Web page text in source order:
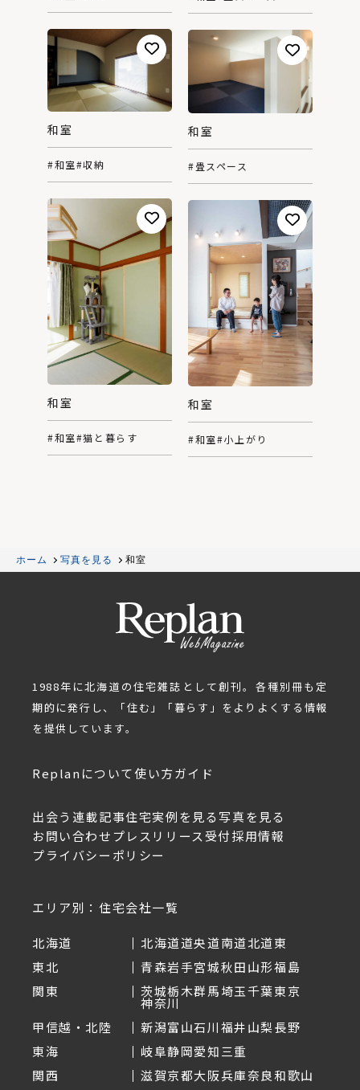
和室
#和室#収納
和室
#畳スペース
和室
#和室#猫と暮らす
和室
#和室#小上がり
ホーム 写真を見る 和室
1988年に北海道の住宅雑誌として創刊。各種別冊も定
期的に発行し、「住む」「暮らす」をよりよくする情報
を提供しています。
Replanについて使い方ガイド
出会う 連載記事住宅実例を見る写真を見る
お問い合わせ プレスリリース受付採用情報
プライバシーポリシー
エリア別：住宅会社一覧
北海道 北海道道央道南道北道東
東北
青森岩手宮城秋田山形福島
関東
茨城栃木群馬埼玉千葉東京
神奈川
甲信越・北陸
新潟富山石川福井山梨長野
東海
岐阜静岡愛知三重
関西
滋賀京都大阪兵庫奈良和歌山